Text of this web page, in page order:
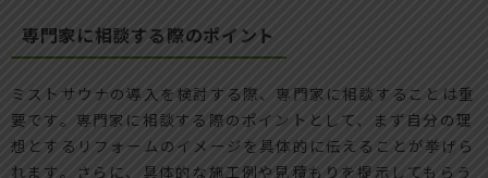
専門家に相談する際のポイント
ミストサウナの導入を検討する際、専門家に相談することは重
要です。専門家に相談する際のポイントとして、まず自分の理
想とするリフォームのイメージを具体的に伝えることが挙げら
れます。さらに、具体的な施工例や見積もりを提示してもらう